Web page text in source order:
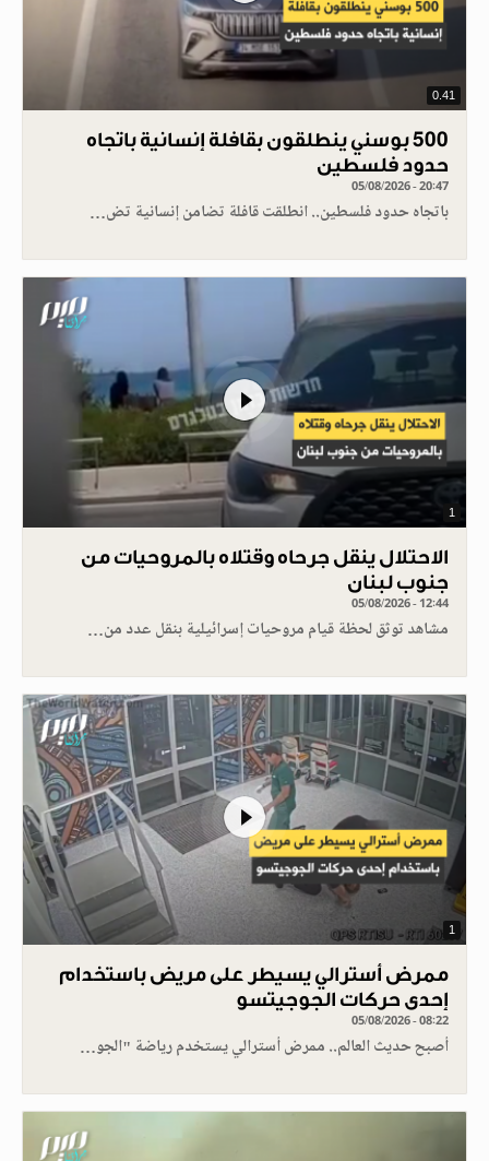
0.41
500 بوسني ينطلقون بقافلة إنسانية باتجاه
حدود فلسطين
05/08/2026 - 20:47
باتجاه حدود فلسطين.. انطلقت قافلة تضامن إنسانية تض…
1
الاحتلال ينقل جرحاه وقتلاه بالمروحيات من
جنوب لبنان
05/08/2026 - 12:44
مشاهد توثق لحظة قيام مروحيات إسرائيلية بنقل عدد من…
1
ممرض أسترالي يسيطر على مريض باستخدام
إحدى حركات الجوجيتسو
05/08/2026 - 08:22
أصبح حديث العالم.. ممرض أسترالي يستخدم رياضة "الجو…